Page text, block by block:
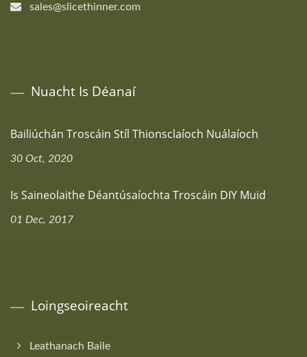
sales@slicethinner.com
Nuacht Is Déanaí
Bailiúchán Troscáin Stíl Thionsclaíoch Nuálaíoch
30 Oct, 2020
Is Saineolaithe Déantúsaíochta Troscáin DIY Muid
01 Dec, 2017
Loingseoireacht
Leathanach Baile